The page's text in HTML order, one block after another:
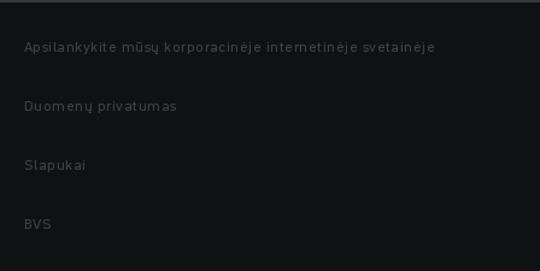
Apsilankykite mūsų korporacinėje internetinėje svetainėje
Duomenų privatumas
Slapukai
BVS